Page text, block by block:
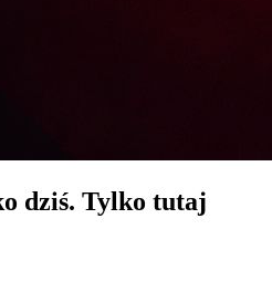
dziś. Tylko tutaj